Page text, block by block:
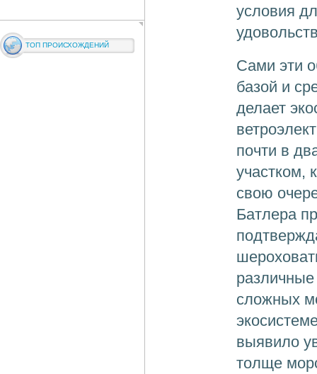
ТОП ПРОИСХОЖДЕНИЙ
условия
Сами эти
базой и
делает
почти в
участком,
свою
Батлера
сложных
выявило
толще